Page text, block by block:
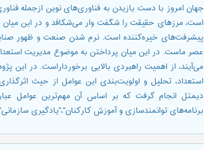
جهان امروز با دست یازیدن به فناوری‌های نوین ازجمله
است، مرزهای حقیقت را شگفت وار می‌شکافد و در این میان
پیشرفت‌های خیره‌کننده است. نرم شدن صنعت و ظهور
عصر ماست. در این میان پرداختن به موضوع مدیریت
می‌آیند، از اهمیت راهبردی بالایی برخورداراست. در این
استعداد، تحلیل و اولویت‌بندی این عوامل از حیث
دیمتل انجام گرفت که بر اساس آن مهم‌ترین عوامل
برنامه‌های توانمندسازی و آموزش کارکنان"،"یادگیری